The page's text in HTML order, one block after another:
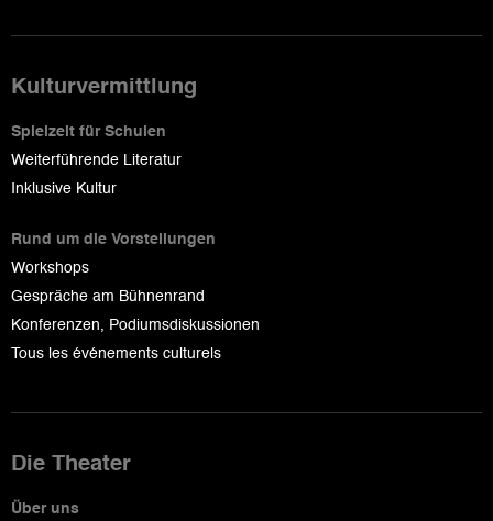
Kulturvermittlung
Spielzeit für Schulen
Weiterführende Literatur
Inklusive Kultur
Rund um die Vorstellungen
Workshops
Gespräche am Bühnenrand
Konferenzen, Podiumsdiskussionen
Tous les événements culturels
Die Theater
Über uns